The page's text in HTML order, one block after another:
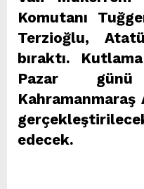
Komutanı
Terzioğlu,
bıraktı.
Pazar
Kahramanmaraş
edecek.